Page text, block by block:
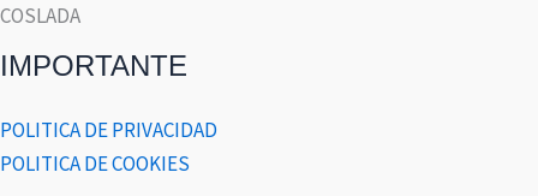
COSLADA
IMPORTANTE
POLITICA DE PRIVACIDAD
POLITICA DE COOKIES